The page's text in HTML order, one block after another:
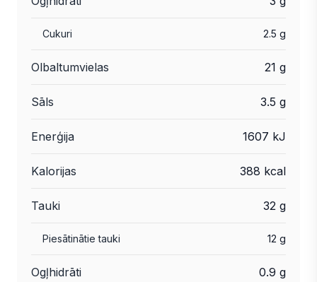
Cukuri 2.5 g
Olbaltumvielas 21 g
Sāls 3.5 g
Enerģija 1607 kJ
Kalorijas 388 kcal
Tauki 32 g
Piesātinātie tauki 12 g
Ogļhidrāti 0.9 g